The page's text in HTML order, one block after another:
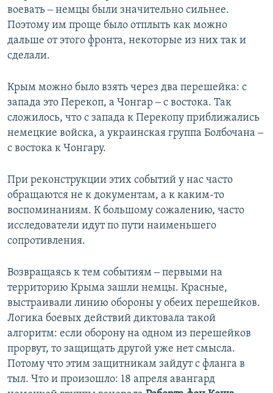
воевать ‒ немцы были значительно сильнее.
Поэтому им проще было отплыть как можно
дальше от этого фронта, некоторые из них так и
сделали.
Крым можно было взять через два перешейка: с
запада это Перекоп, а Чонгар ‒ с востока. Так
сложилось, что с запада к Перекопу приближались
немецкие войска, а украинская группа Болбочана ‒
с востока к Чонгару.
При реконструкции этих событий у нас часто
обращаются не к документам, а к каким-то
воспоминаниям. К большому сожалению, часто
исследователи идут по пути наименьшего
сопротивления.
Возвращаясь к тем событиям ‒ первыми на
территорию Крыма зашли немцы. Красные,
выстраивали линию обороны у обеих перешейков.
Логика боевых действий диктовала такой
алгоритм: если оборону на одном из перешейков
прорвут, то защищать другой уже нет смысла.
Потому что этим защитникам зайдут с фланга в
тыл. Что и произошло: 18 апреля авангард